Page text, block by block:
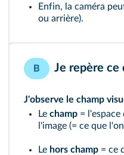
Enfin, la caméra
ou arrière).
B Je repère ce
J'observe le champ
Le champ =
l'image (= ce que
Le hors champ = ce